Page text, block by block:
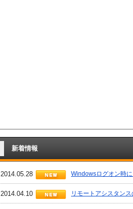
新着情報
2014.05.28 Windowsログオン時
2014.04.10 リモートアシスタン